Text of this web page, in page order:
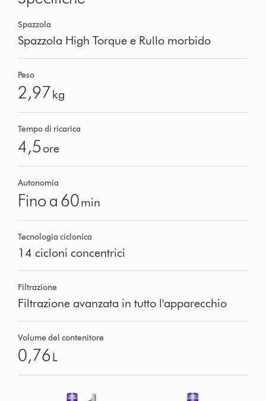
Spazzola
Spazzola High Torque e Rullo morbido
Peso
2,97kg
Tempo di ricarica
4,5ore
Autonomia
Fino a 60min
Tecnologia ciclonica
14 cicloni concentrici
Filtrazione
Filtrazione avanzata in tutto l'apparecchio
Volume del contenitore
0,76L